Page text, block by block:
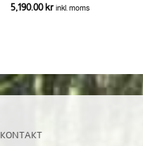
5,190.00kr inkl. moms
KONTAKT